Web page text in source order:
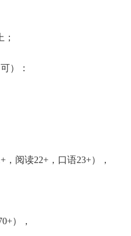
）：
，阅读22+，口语23+），
），